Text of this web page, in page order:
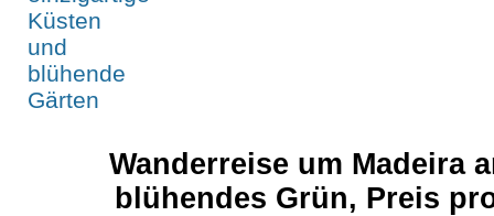
Wanderreise um Madeira
blühendes Grün, Preis